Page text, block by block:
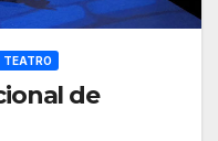
TEATRO
de